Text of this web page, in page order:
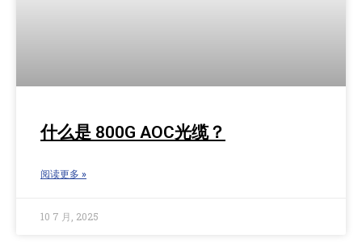
什么是 800G AOC光缆？
阅读更多 »
10 7 月, 2025